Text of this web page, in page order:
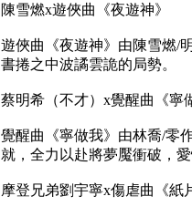
陳雪燃x遊俠曲《夜遊神》
遊俠曲《夜遊神》由陳雪燃/
書捲之中波譎雲詭的局勢。
蔡明希（不才）x覺醒曲《寧
覺醒曲《寧做我》由林喬/零
就，全力以赴將夢魘衝破，
摩登兄弟劉宇寧x傷虐曲《紙